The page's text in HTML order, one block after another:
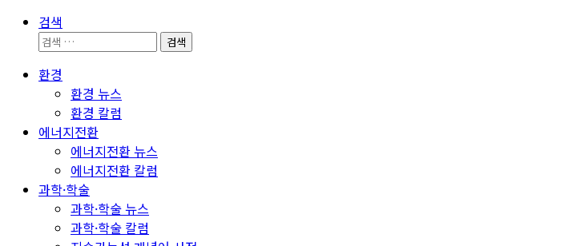
검색
검
환경
환경 뉴스
환경 칼럼
에너지전환
에너지전환 뉴스
에너지전환 칼럼
과학·학술
과학·학술 뉴스
과학·학술 칼럼